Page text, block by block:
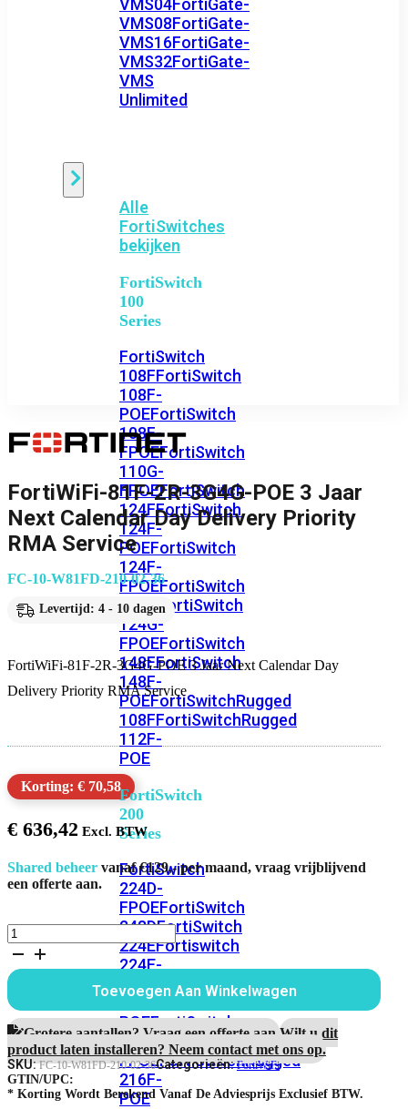
VMS04FortiGate-
VMS08FortiGate-
VMS16FortiGate-
VMS32FortiGate-
VMS
Unlimited
Alle
FortiSwitches
bekijken
FortiSwitch
100
Series
FortiSwitch
108FFortiSwitch
108F-
POEFortiSwitch
108F-
FPOEFortiSwitch
110G-
FPOEFortiSwitch
124FFortiSwitch
124F-
POEFortiSwitch
124F-
FPOEFortiSwitch
124GFortiSwitch
124G-
FPOEFortiSwitch
148FFortiSwitch
148F-
POEFortiSwitchRugged
108FFortiSwitchRugged
112F-
POE
FortiSwitch
200
Series
FortiSwitch
224D-
FPOEFortiSwitch
248DFortiSwitch
224EFortiswitch
224E-
POEFortiSwitch
248E-
POEFortiSwitch
248E-
FPOEFortiSwitchRugged
216F-
POE
FortiWiFi-81F-2R-3G4G-POE 3 Jaar
Next Calendar Day Delivery Priority
RMA Service
FC-10-W81FD-210-02-36
Levertijd: 4 - 10 dagen
FortiWiFi-81F-2R-3G4G-POE 3 Jaar Next Calendar Day
Delivery Priority RMA Service
Korting: € 70,58
€ 636,42
Shared beheer vanaf €129,- per maand, vraag vrijblijvend
een offerte aan.
FortiWiFi-
81F-
3G4G-
POE
3
Jaar
Next
Calendar
Day
Delivery
Toevoegen Aan Winkelwagen
Grotere aantallen? Vraag een offerte aan.Wilt u dit
product laten installeren? Neem contact met ons op.
SKU:FC-10-W81FD-210-02-36Categorieën:FortiWiFi
GTIN/UPC:
* Korting Wordt Berekend Vanaf De Adviesprijs Exclusief BTW.